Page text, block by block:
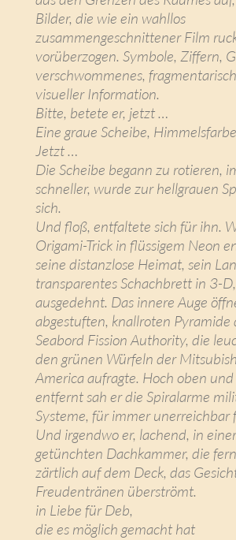
Bilder, die wie ein wahllos
zusammengeschnittener Film
vorüberzogen. Symbole, Ziffern,
verschwommenes,
visueller Information.
Bitte, betete er, jetzt …
Eine graue Scheibe,
Jetzt …
Die Scheibe begann zu rotieren,
schneller, wurde zur hellgrauen
sich.
Und floß, entfaltete sich für ihn.
Origami-Trick in flüssigem Neon
seine distanzlose Heimat, sein
transparentes Schachbrett in 3-
ausgedehnt. Das innere Auge
abgestuften, knallroten Pyramide
Seabord Fission Authority, die
den grünen Würfeln der
America aufragte. Hoch oben
entfernt sah er die Spiralarme
Systeme, für immer unerreichbar
Und irgendwo er, lachend, in
getünchten Dachkammer, die
zärtlich auf dem Deck, das
Freudentränen überströmt.
in Liebe für Deb,
die es möglich gemacht hat